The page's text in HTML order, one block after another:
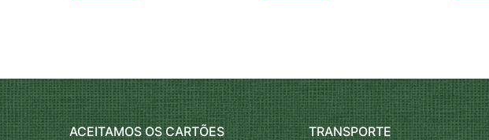
ACEITAMOS OS CARTÕES TRANSPORTE